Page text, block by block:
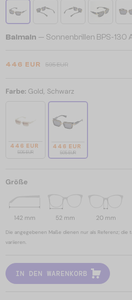
Balmain — Sonnenbrillen BPS-130
446 EUR 595 EUR
Farbe: Gold, Schwarz
446 EUR
595 EUR
446 EUR
595 EUR
Größe
142 mm 52 mm 20 mm
Die angegebenen Maße dienen nur als Referenz;
variieren.
IN DEN WARENKORB